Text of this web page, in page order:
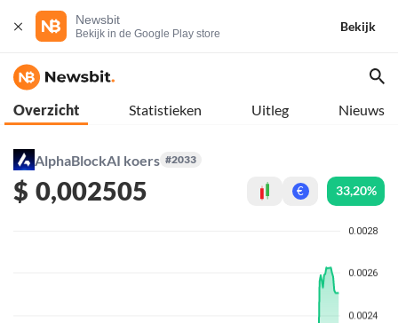
Newsbit
Bekijk in de Google Play store
Bekijk
Overzicht Statistieken Uitleg Nieuws
AlphaBlockAI koers #2033
$ 0,002505 € 33,20%